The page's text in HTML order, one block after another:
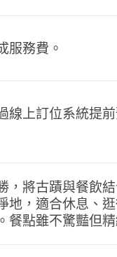
服務費。
線上訂位系統提
，將古蹟與餐飲
地，適合休息、
餐點雖不驚豔但精